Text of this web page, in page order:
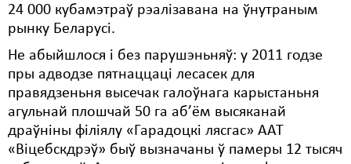
24 000 кубамэтраў рэалізавана на ўнутраным
рынку Беларусі.
Не абыйшлося і без парушэньняў: у 2011 годзе
пры адводзе пятнаццаці лесасек для
правядзеньня высечак галоўнага карыстаньня
агульнай плошчай 50 га аб’ём высяканай
драўніны філіялу «Гарадоцкі лясгас» ААТ
«Віцебскдрэў» быў вызначаны ў памеры 12 тысяч
Распальваньне варожасьці
Рознае
Свабода сумленьня
Суд